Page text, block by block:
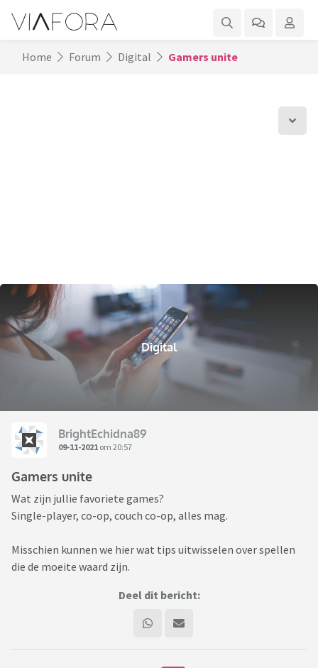
Home Forum Digital Gamers unite
Digital
BrightEchidna89
09-11-2021 om 20:57
Gamers unite
Wat zijn jullie favoriete games?
Single-player, co-op, couch co-op, alles mag.
Misschien kunnen we hier wat tips uitwisselen over spellen
die de moeite waard zijn.
Deel dit bericht: